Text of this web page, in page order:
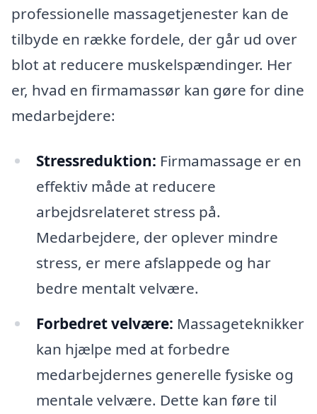
professionelle massagetjenester kan de
tilbyde en række fordele, der går ud over
blot at reducere muskelspændinger. Her
er, hvad en firmamassør kan gøre for dine
medarbejdere:
Stressreduktion: Firmamassage er en
effektiv måde at reducere
arbejdsrelateret stress på.
Medarbejdere, der oplever mindre
stress, er mere afslappede og har
bedre mentalt velvære.
Forbedret velvære: Massageteknikker
kan hjælpe med at forbedre
medarbejdernes generelle fysiske og
mentale velvære. Dette kan føre til